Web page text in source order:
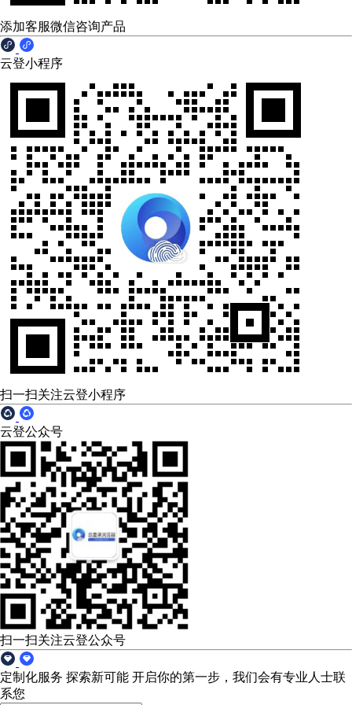
添加客服微信咨询产品
云登小程序
扫一扫关注云登小程序
云登公众号
扫一扫关注云登公众号
定制化服务 探索新可能 开启你的第一步，我们会有专业人士联
系您